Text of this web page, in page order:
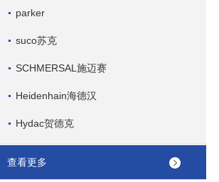
parker
suco苏克
SCHMERSAL施迈赛
Heidenhain海德汉
Hydac贺德克
查看更多